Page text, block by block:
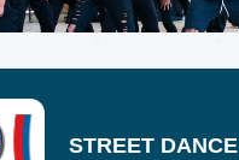
STREET DANCE